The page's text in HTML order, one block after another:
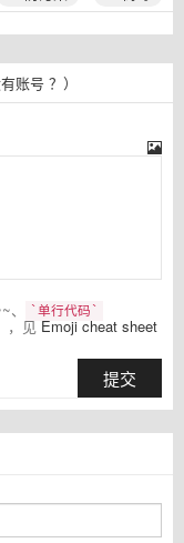
账号 ？）
`单行代码`
，见 Emoji cheat sheet
提交